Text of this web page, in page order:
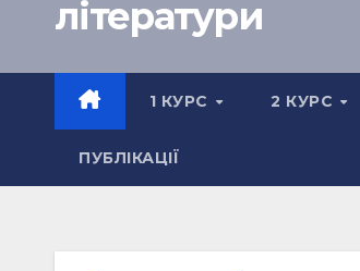
літератури
1 КУРС 2 КУРС
ПУБЛІКАЦІЇ